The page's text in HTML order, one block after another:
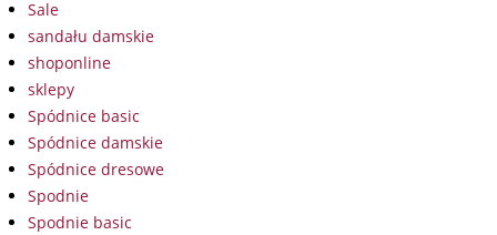
Sale
sandału damskie
shoponline
sklepy
Spódnice basic
Spódnice damskie
Spódnice dresowe
Spodnie
Spodnie basic